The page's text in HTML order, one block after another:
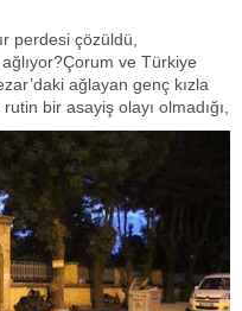
perdesi çözüldü,
ve Türkiye
ağlayan genç kızla
bir asayiş olayı olmadığı,